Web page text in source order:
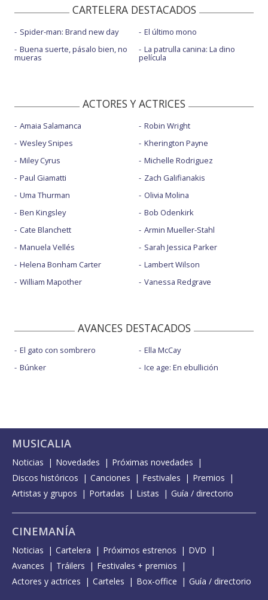
CARTELERA DESTACADOS
Spider-man: Brand new day
Buena suerte, pásalo bien, no
mueras
El último mono
La patrulla canina: La dino
película
ACTORES Y ACTRICES
Amaia Salamanca
Wesley Snipes
Miley Cyrus
Paul Giamatti
Uma Thurman
Ben Kingsley
Cate Blanchett
Manuela Vellés
Helena Bonham Carter
William Mapother
Robin Wright
Kherington Payne
Michelle Rodriguez
Zach Galifianakis
Olivia Molina
Bob Odenkirk
Armin Mueller-Stahl
Sarah Jessica Parker
Lambert Wilson
Vanessa Redgrave
AVANCES DESTACADOS
El gato con sombrero
Búnker
Ella McCay
Ice age: En ebullición
MUSICALIA
Noticias Novedades
Próximas novedades
Discos históricos
Canciones Festivales
Premios
Artistas y grupos
Portadas Listas Guía / directorio
CINEMANÍA
Noticias Cartelera Próximos estrenos
DVD
Avances
Tráilers
Festivales + premios
Actores y actrices
Carteles Box-office Guía / directorio